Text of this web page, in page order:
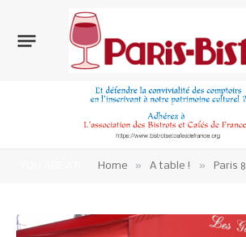
Home » A table ! » Paris 8